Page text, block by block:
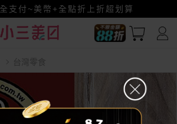
幣~換好禮~立即換GO~
支付~美幣+全點折上折超划算
台灣零食